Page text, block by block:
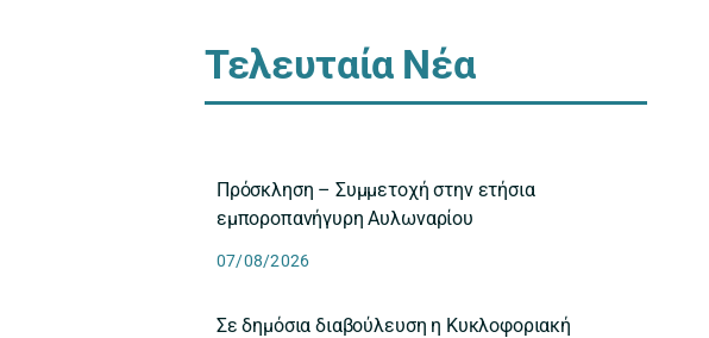
Τελευταία Νέα
Πρόσκληση – Συμμετοχή στην ετήσια
εμποροπανήγυρη Αυλωναρίου
07/08/2026
Σε δημόσια διαβούλευση η Κυκλοφοριακή